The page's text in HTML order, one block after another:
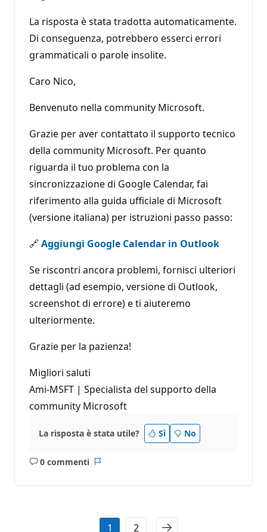
La risposta è stata tradotta automaticamente.
Di conseguenza, potrebbero esserci errori
grammaticali o parole insolite.
Caro Nico,
Benvenuto nella community Microsoft.
Grazie per aver contattato il supporto tecnico
della community Microsoft. Per quanto
riguarda il tuo problema con la
sincronizzazione di Google Calendar, fai
riferimento alla guida ufficiale di Microsoft
(versione italiana) per istruzioni passo passo:
🔗 Aggiungi Google Calendar in Outlook
Se riscontri ancora problemi, fornisci ulteriori
dettagli (ad esempio, versione di Outlook,
screenshot di errore) e ti aiuteremo
ulteriormente.
Grazie per la pazienza!
Migliori saluti
Ami-MSFT | Specialista del supporto della
community Microsoft
La risposta è stata utile? Sì No
0 commenti
Nessun
1 2